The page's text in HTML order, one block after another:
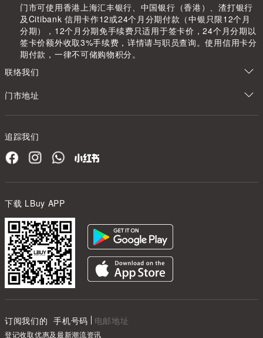
门市可使用香港上海汇丰银行、中国银行（香港）、渣打银行
及Citibank 信用卡作12或24个月分期付款（中银只限12个月
分期），12个月分期免手续费只适用于签卡价，24个月分期以
签卡价额外收取3%手续费，详情请与职员查询。使用信用卡分
期付款，一律不可储购物积分。
联络我们
门市地址
追踪我们
下载 LBuy APP
订阅我们的 手机号码 电邮地址
登记收取优惠及最新潮流资讯